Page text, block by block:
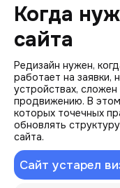
Когда
сайта
Редизайн нужен,
работает на заявки,
устройствах,
продвижению. В
которых точечных
обновлять
сайта.
Сайт устарел